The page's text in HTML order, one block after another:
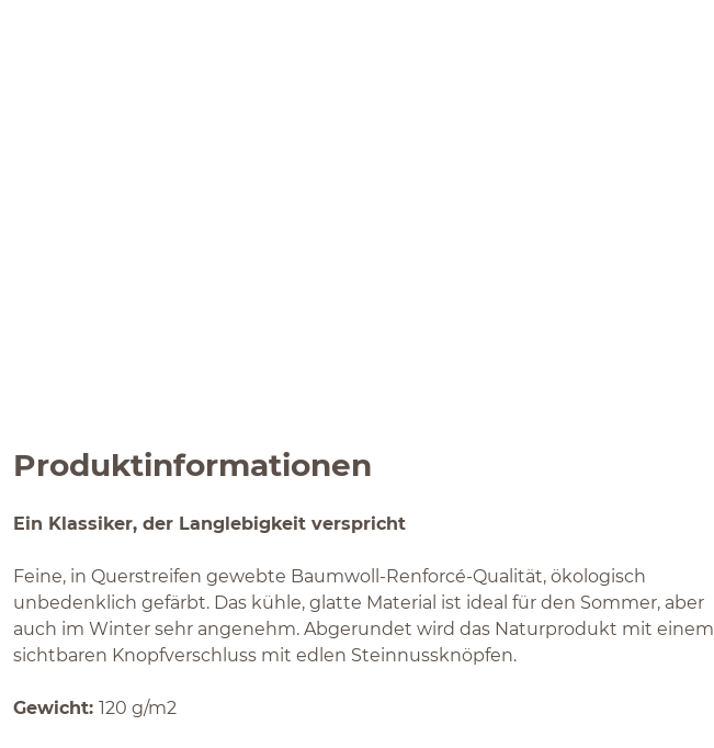
Produktinformationen
Ein Klassiker, der Langlebigkeit verspricht
Feine, in Querstreifen gewebte Baumwoll-Renforcé-Qualität, ökologisch
unbedenklich gefärbt. Das kühle, glatte Material ist ideal für den Sommer, aber
auch im Winter sehr angenehm. Abgerundet wird das Naturprodukt mit einem
sichtbaren Knopfverschluss mit edlen Steinnussknöpfen.
Gewicht: 120 g/m2